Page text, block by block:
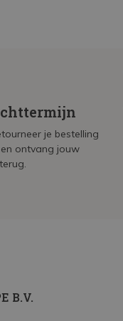
je bestelling
ontvang jouw
B.V.